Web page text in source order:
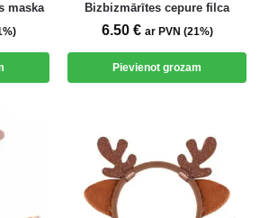
maska Bizbizmārītes cepure filca
6.50 € ar PVN (21%)
Pievienot grozam